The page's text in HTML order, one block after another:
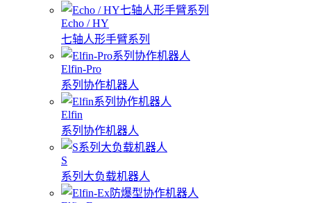
Echo / HY
七轴人形手臂系列
Elfin-Pro
系列协作机器人
Elfin
系列协作机器人
S
系列大负载机器人